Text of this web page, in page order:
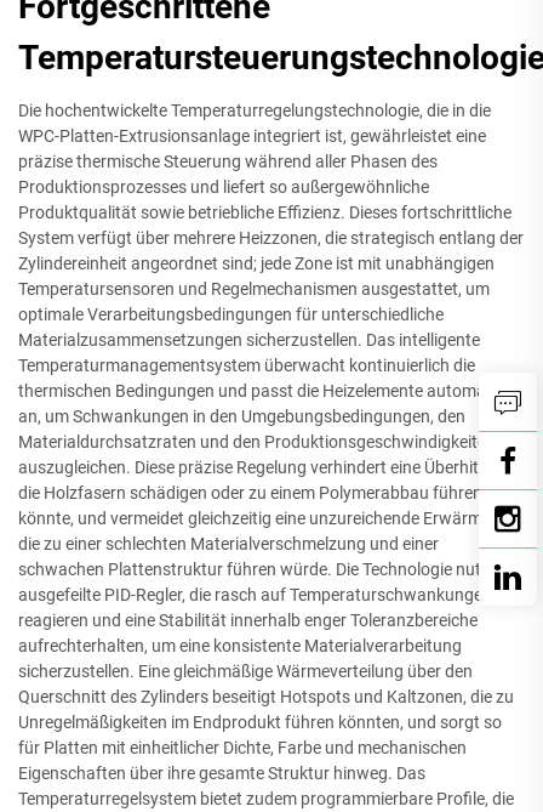
Die hochentwickelte Temperaturregelungstechnologie, die in die
WPC-Platten-Extrusionsanlage integriert ist, gewährleistet eine
präzise thermische Steuerung während aller Phasen des
Produktionsprozesses und liefert so außergewöhnliche
Produktqualität sowie betriebliche Effizienz. Dieses fortschrittliche
System verfügt über mehrere Heizzonen, die strategisch entlang der
Zylindereinheit angeordnet sind; jede Zone ist mit unabhängigen
Temperatursensoren und Regelmechanismen ausgestattet, um
optimale Verarbeitungsbedingungen für unterschiedliche
Materialzusammensetzungen sicherzustellen. Das intelligente
Temperaturmanagementsystem überwacht kontinuierlich die
thermischen Bedingungen und passt die Heizelemente automatisch
an, um Schwankungen in den Umgebungsbedingungen, den
Materialdurchsatzraten und den Produktionsgeschwindigkeiten
auszugleichen. Diese präzise Regelung verhindert eine Überhitzung,
die Holzfasern schädigen oder zu einem Polymerabbau führen
könnte, und vermeidet gleichzeitig eine unzureichende Erwärmung,
die zu einer schlechten Materialverschmelzung und einer
schwachen Plattenstruktur führen würde. Die Technologie nutzt
ausgefeilte PID-Regler, die rasch auf Temperaturschwankungen
reagieren und eine Stabilität innerhalb enger Toleranzbereiche
aufrechterhalten, um eine konsistente Materialverarbeitung
sicherzustellen. Eine gleichmäßige Wärmeverteilung über den
Querschnitt des Zylinders beseitigt Hotspots und Kaltzonen, die zu
Unregelmäßigkeiten im Endprodukt führen könnten, und sorgt so
für Platten mit einheitlicher Dichte, Farbe und mechanischen
Eigenschaften über ihre gesamte Struktur hinweg. Das
Temperaturregelsystem bietet zudem programmierbare Profile, die